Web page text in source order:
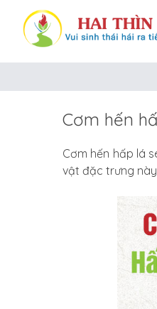
Cơm hến
Cơm hến hấp lá
vật đặc trưng